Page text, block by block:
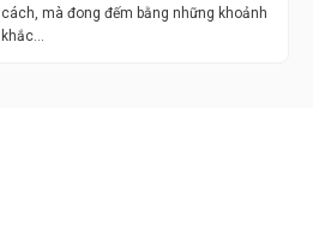
cách, mà đong đếm bằng những khoảnh
khắc…